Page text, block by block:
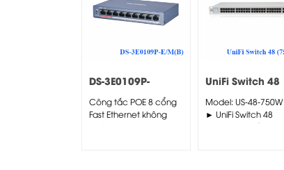
DS-3E0109P-
E/M(B)
Công tắc POE 8 cổng
Fast Ethernet không
UniFi Switch 48
(750W)
Model: US-48-750W
► UniFi Switch 48
(750W) là thiết bị